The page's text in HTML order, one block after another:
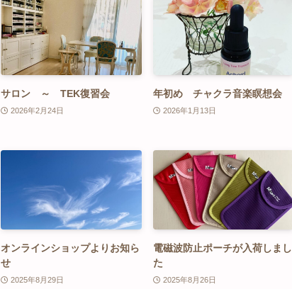
サロン ～ TEK復習会
2026年2月24日
年初め チャクラ音楽瞑想会
2026年1月13日
オンラインショップよりお知ら
せ
2025年8月29日
電磁波防止ポーチが入荷しまし
た
2025年8月26日